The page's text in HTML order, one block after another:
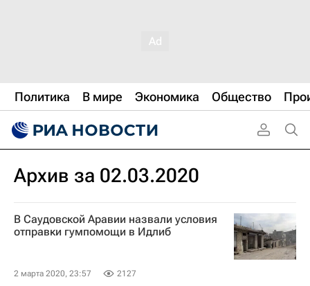
Политика В мире Экономика Общество
Архив за 02.03.2020
В Саудовской Аравии назвали условия
отправки гумпомощи в Идлиб
2 марта 2020, 23:57 2127